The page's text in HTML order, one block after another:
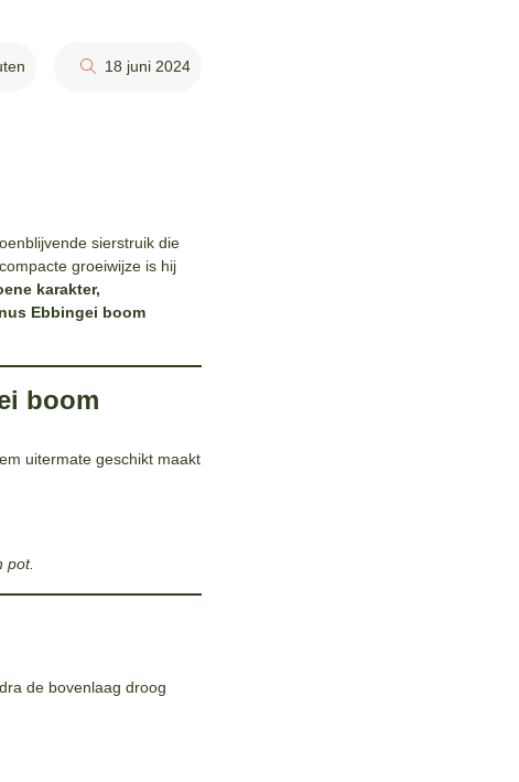
18 juni 2024
sierstruik die
groeiwijze is hij
karakter,
Ebbingei boom
boom
uitermate geschikt maakt
pot.
de bovenlaag droog